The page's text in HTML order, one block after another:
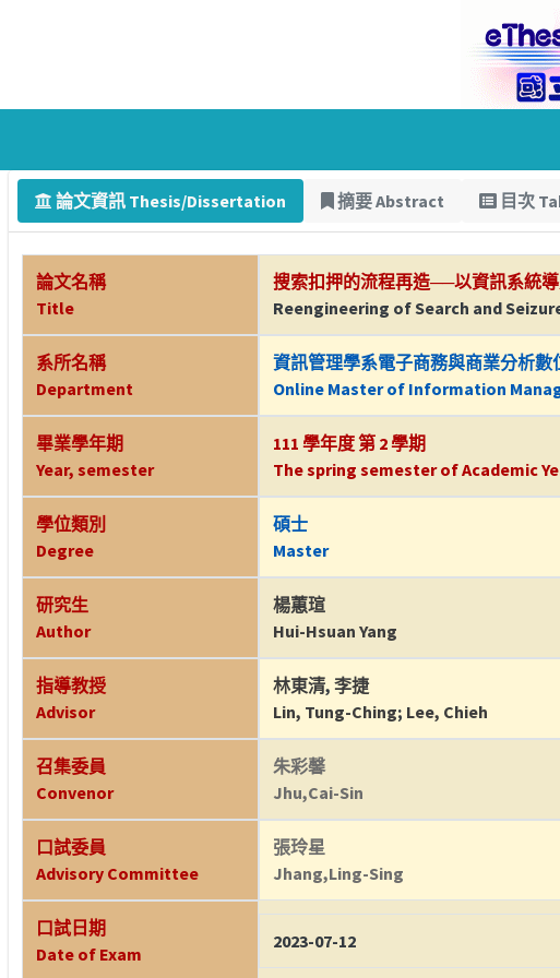
論文資訊 Thesis/Dissertation 摘要 Abstract 目次
論文名稱
Title
搜索扣押的流程再造──以資訊系統
Reengineering of Search and
系所名稱
Department
資訊管理學系電子商務與商業分析數
Online Master of Information
畢業學年期
Year, semester
111 學年度 第 2 學期
The spring semester of Academic
學位類別
Degree
碩士
Master
研究生
Author
楊蕙瑄
Hui-Hsuan Yang
指導教授
Advisor
林東清,李捷
Lin, Tung-Ching; Lee, Chieh
召集委員
Convenor
朱彩馨
Jhu,Cai-Sin
口試委員
Advisory Committee
張玲星
Jhang,Ling-Sing
口試日期
Date of Exam
2023-07-12